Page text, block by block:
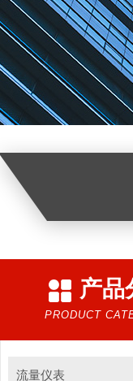
产品
PRODUCT
流量仪表